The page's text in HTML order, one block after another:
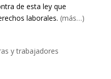
de esta ley que
laborales. (más…)